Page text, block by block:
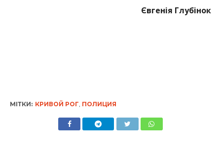
Євгенія Глубінок
МІТКИ: КРИВОЙ РОГ ПОЛИЦИЯ